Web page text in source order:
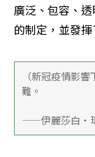
廣泛、包容、
的制定，並發揮
（新冠疫情影
難。
——伊麗莎白・